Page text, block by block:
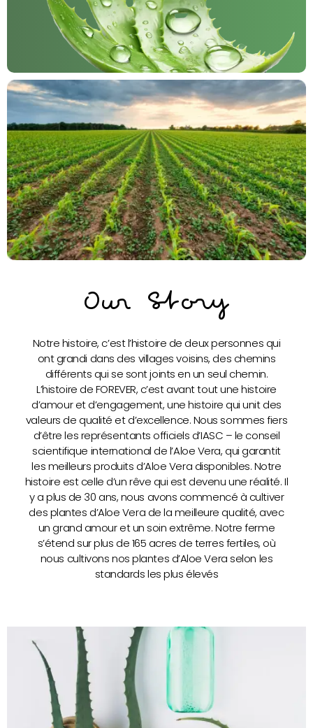
Our Story
Notre histoire, c’est l’histoire de deux personnes qui
ont grandi dans des villages voisins, des chemins
différents qui se sont joints en un seul chemin.
L’histoire de FOREVER, c’est avant tout une histoire
d’amour et d’engagement, une histoire qui unit des
valeurs de qualité et d’excellence. Nous sommes fiers
d’être les représentants officiels d’IASC – le conseil
scientifique international de l’Aloe Vera, qui garantit
les meilleurs produits d’Aloe Vera disponibles. Notre
histoire est celle d’un rêve qui est devenu une réalité. Il
y a plus de 30 ans, nous avons commencé à cultiver
des plantes d’Aloe Vera de la meilleure qualité, avec
un grand amour et un soin extrême. Notre ferme
s’étend sur plus de 165 acres de terres fertiles, où
nous cultivons nos plantes d’Aloe Vera selon les
standards les plus élevés